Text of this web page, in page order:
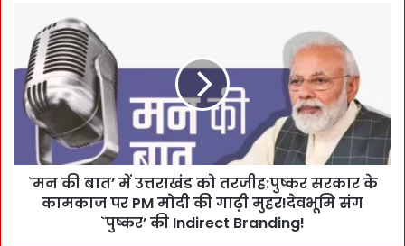
पौ
की
उ
`मन की बात’ में उत्तराखंड को तरजीह:पुष्कर सरकार के
कामकाज पर PM मोदी की गाढ़ी मुहर!देवभूमि संग
`पुष्कर’ की Indirect Branding!